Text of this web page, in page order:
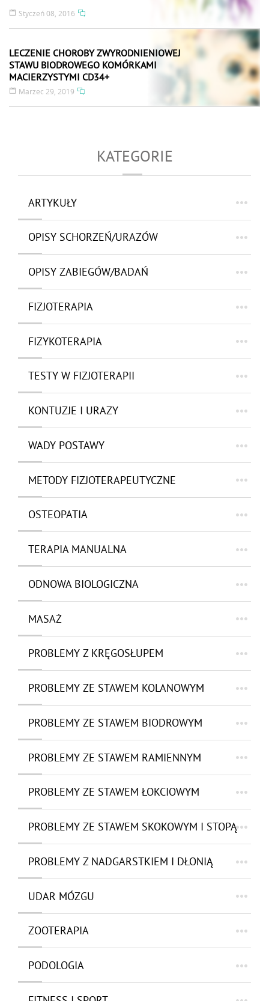
Styczeń 08, 2016
LECZENIE CHOROBY ZWYRODNIENIOWEJ
STAWU BIODROWEGO KOMÓRKAMI
MACIERZYSTYMI CD34+
Marzec 29, 2019
KATEGORIE
ARTYKUŁY
OPISY SCHORZEŃ/URAZÓW
OPISY ZABIEGÓW/BADAŃ
FIZJOTERAPIA
FIZYKOTERAPIA
TESTY W FIZJOTERAPII
KONTUZJE I URAZY
WADY POSTAWY
METODY FIZJOTERAPEUTYCZNE
OSTEOPATIA
TERAPIA MANUALNA
ODNOWA BIOLOGICZNA
MASAŻ
PROBLEMY Z KRĘGOSŁUPEM
PROBLEMY ZE STAWEM KOLANOWYM
PROBLEMY ZE STAWEM BIODROWYM
PROBLEMY ZE STAWEM RAMIENNYM
PROBLEMY ZE STAWEM ŁOKCIOWYM
PROBLEMY ZE STAWEM SKOKOWYM I STOPĄ
PROBLEMY Z NADGARSTKIEM I DŁONIĄ
UDAR MÓZGU
ZOOTERAPIA
PODOLOGIA